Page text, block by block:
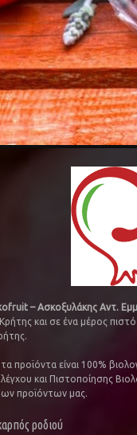
– Ασκοξυλάκης Αντ.
και σε ένα μέρος
προϊόντα είναι 100%
και Πιστοποίησης
προϊόντων μας.
ροδιού